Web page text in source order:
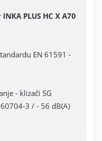
PLUS HC X A70
EN 61591 -
- klizači SG
3 / - 56 dB(A)